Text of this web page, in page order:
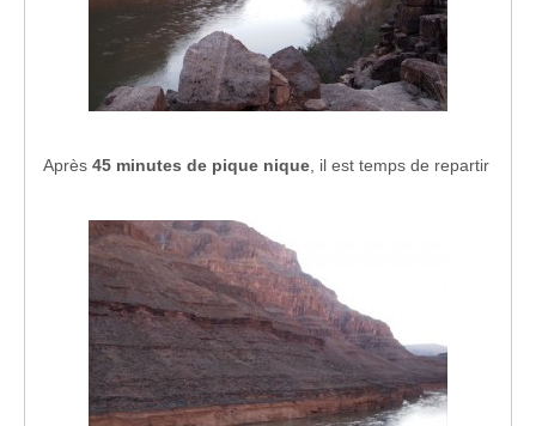
Après 45 minutes de pique nique , il est temps de repartir